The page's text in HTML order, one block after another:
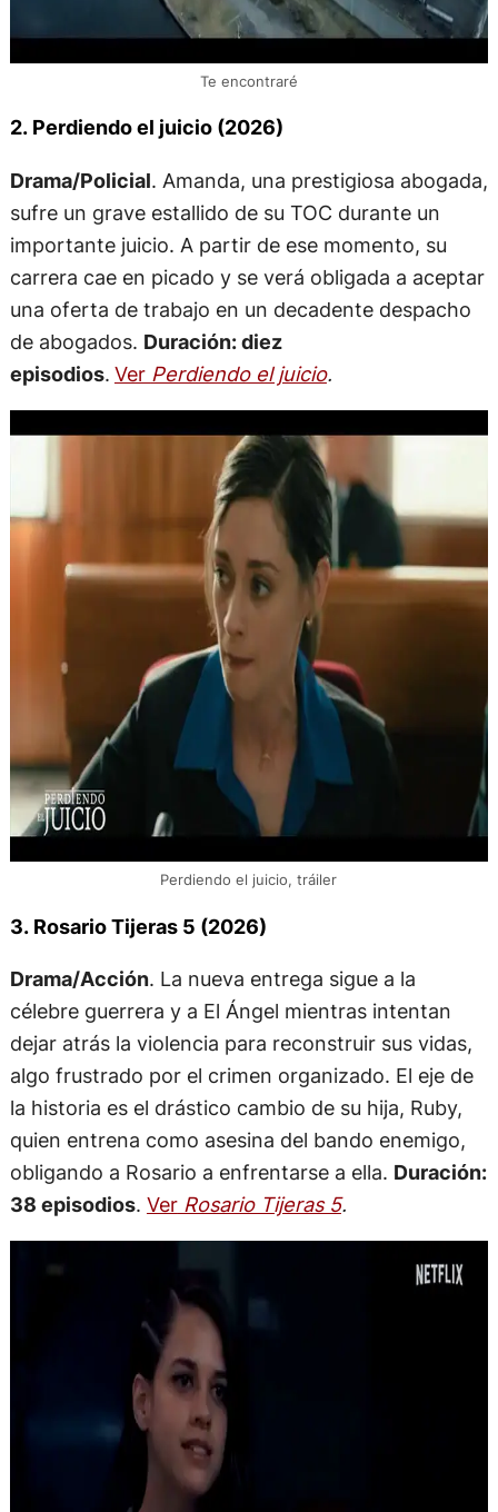
Te encontraré
2. Perdiendo el juicio (2026)
Drama/Policial. Amanda, una prestigiosa abogada,
sufre un grave estallido de su TOC durante un
importante juicio. A partir de ese momento, su
carrera cae en picado y se verá obligada a aceptar
una oferta de trabajo en un decadente despacho
de abogados. Duración: diez
episodios. Ver Perdiendo el juicio.
Perdiendo el juicio, tráiler
3. Rosario Tijeras 5 (2026)
Drama/Acción. La nueva entrega sigue a la
célebre guerrera y a El Ángel mientras intentan
dejar atrás la violencia para reconstruir sus vidas,
algo frustrado por el crimen organizado. El eje de
la historia es el drástico cambio de su hija, Ruby,
quien entrena como asesina del bando enemigo,
obligando a Rosario a enfrentarse a ella. Duración:
38 episodios. VerRosario Tijeras 5.